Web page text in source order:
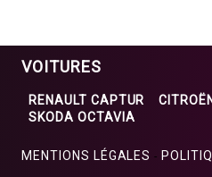
VOITURES
RENAULT CAPTUR
SKODA OCTAVIA
MENTIONS LÉGALES -